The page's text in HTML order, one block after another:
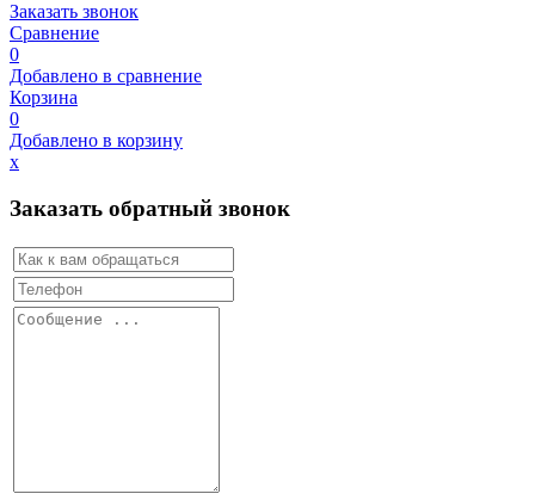
Заказать звонок
Сравнение
0
Добавлено в сравнение
Корзина
0
Добавлено в корзину
х
Заказать обратный звонок